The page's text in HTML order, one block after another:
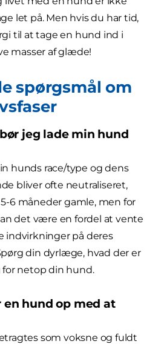
let på. Men hvis du har tid,
til at tage en hund ind i
masser af glæde!
spørgsmål om
jeg lade min hund
hunds race/type og dens
bliver ofte neutraliseret,
6 måneder gamle, men for
det være en fordel at vente
indvirkninger på deres
din dyrlæge, hvad der er
netop din hund.
en hund op med at
som voksne og fuldt